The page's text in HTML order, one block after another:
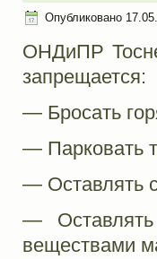
Опубликовано
ОНДиПР
запрещается:
— Бросать
— Парковать
— Оставлять
—
веществами